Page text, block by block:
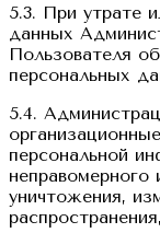
5.3. При утрате
данных
Пользователя
персональных
5.4.
персональной
неправомерного
уничтожения,
распространения,